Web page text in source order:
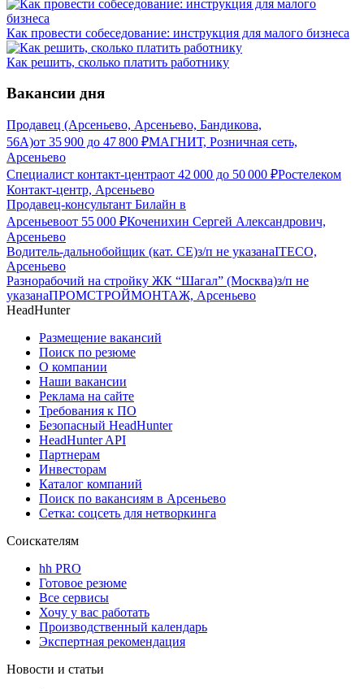
Как провести собеседование: инструкция для малого бизнеса
Как решить, сколько платить работнику
Вакансии дня
Продавец (Арсеньево, Арсеньево, Бандикова,
56А)от 35 900 до 47 800 ₽МАГНИТ, Розничная сеть,
Арсеньево
Специалист контакт-центраот 42 000 до 50 000 ₽Ростелеком
Контакт-центр, Арсеньево
Продавец-консультант Билайн в
Арсеньевоот 55 000 ₽Коченихин Сергей Александрович,
Арсеньево
Водитель-дальнобойщик (кат. CE)з/п не указанаITECO,
Арсеньево
Разнорабочий на стройку ЖК “Шагал” (Москва)з/п не
указанаПРОМСТРОЙМОНТАЖ, Арсеньево
HeadHunter
Размещение вакансий
Поиск по резюме
О компании
Наши вакансии
Реклама на сайте
Требования к ПО
Безопасный HeadHunter
HeadHunter API
Партнерам
Инвесторам
Каталог компаний
Поиск по вакансиям в Арсеньево
Сетка: соцсеть для нетворкинга
Соискателям
hh PRO
Готовое резюме
Все сервисы
Хочу у вас работать
Производственный календарь
Экспертная рекомендация
Новости и статьи